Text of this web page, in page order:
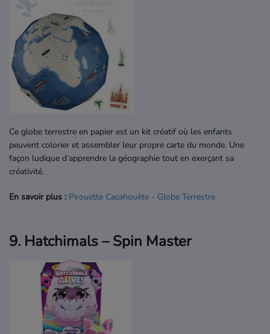
Ce globe terrestre en papier est un kit créatif où les enfants
peuvent colorier et assembler leur propre carte du monde. Une
façon ludique d’apprendre la géographie tout en exerçant sa
créativité.
En savoir plus : Pirouette Cacahouète - Globe Terrestre
9. Hatchimals – Spin Master